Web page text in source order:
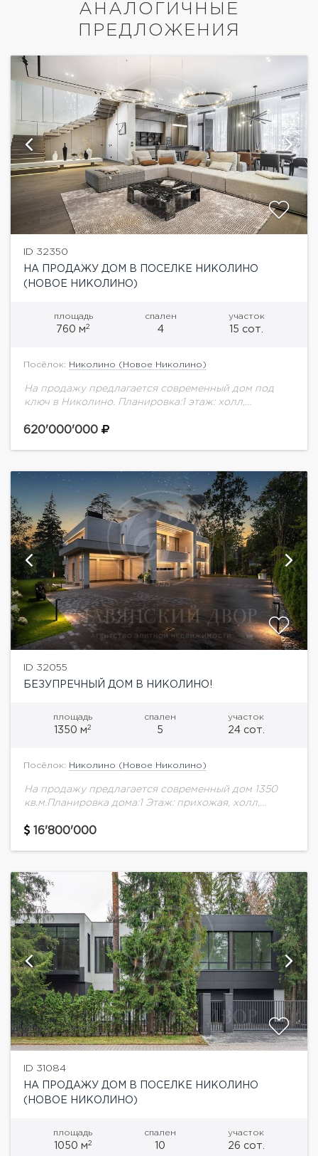
АНАЛОГИЧНЫЕ
ПРЕДЛОЖЕНИЯ
ID 32350
НА ПРОДАЖУ ДОМ В ПОСЕЛКЕ НИКОЛИНО
(НОВОЕ НИКОЛИНО)
площадь
760 м2
спален
4
участок
15 сот.
Посёлок: Николино (Новое Николино)
На продажу предлагается современный дом под
ключ в Николино. Планировка:1 этаж: холл,
на террасу, спальня с гардеробной и с/у, кладовая,
620'000'000
ID 32055
БЕЗУПРЕЧНЫЙ ДОМ В НИКОЛИНО!
площадь
1350 м2
спален
5
участок
24 сот.
Посёлок: Николино (Новое Николино)
На продажу предлагается современный дом 1350
кв.м.Планировка дома:1 Этаж: прихожая, холл,
гардеробной и санузлом, гостиная, столовая,
16'800'000
ID 31084
НА ПРОДАЖУ ДОМ В ПОСЕЛКЕ НИКОЛИНО
(НОВОЕ НИКОЛИНО)
площадь
1050 м2
спален
10
участок
26 сот.